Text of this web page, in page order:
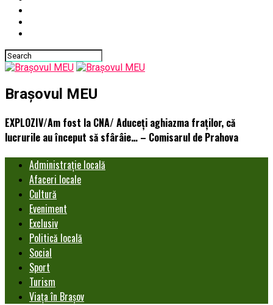
Brașovul MEU
EXPLOZIV/Am fost la CNA/ Aduceți aghiazma fraților, că
lucrurile au început să sfârâie… – Comisarul de Prahova
Administrație locală
Afaceri locale
Cultură
Eveniment
Exclusiv
Politică locală
Social
Sport
Turism
Viața în Brașov